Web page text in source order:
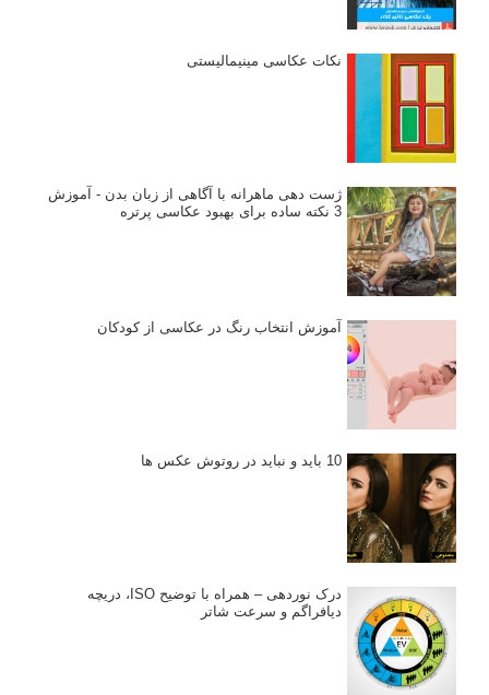
نکات عکاسی مینیمالیستی
ژست دهی ماهرانه با آگاهی از زبان بدن - آموزش
3 نکته ساده برای بهبود عکاسی پرتره
آموزش انتخاب رنگ در عکاسی از کودکان
10 باید و نباید در روتوش عکس ها
درک نوردهی – همراه با توضیح ISO، دریچه
دیافراگم و سرعت شاتر